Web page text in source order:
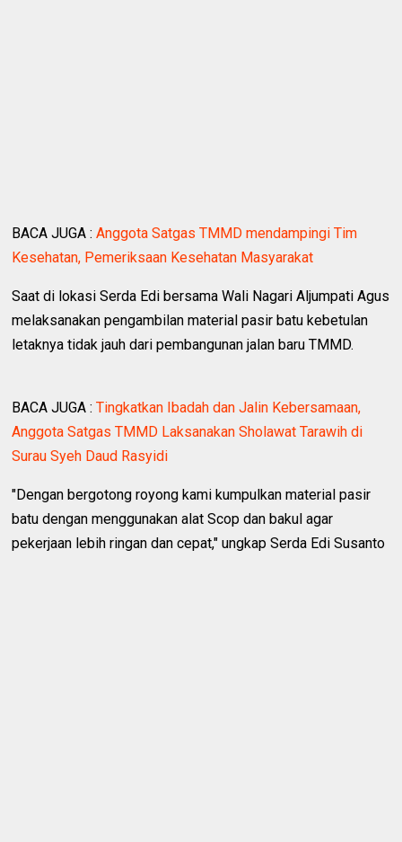
BACA JUGA :Anggota Satgas TMMD mendampingi Tim
Kesehatan, Pemeriksaan Kesehatan Masyarakat
Saat di lokasi Serda Edi bersama Wali Nagari Aljumpati Agus
melaksanakan pengambilan material pasir batu kebetulan
letaknya tidak jauh dari pembangunan jalan baru TMMD.
BACA JUGA :Tingkatkan Ibadah dan Jalin Kebersamaan,
Anggota Satgas TMMD Laksanakan Sholawat Tarawih di
Surau Syeh Daud Rasyidi
"Dengan bergotong royong kami kumpulkan material pasir
batu dengan menggunakan alat Scop dan bakul agar
pekerjaan lebih ringan dan cepat," ungkap Serda Edi Susanto